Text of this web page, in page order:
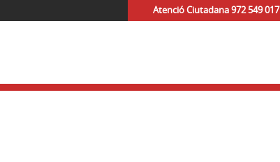
Atenció Ciutadana 972 549 017